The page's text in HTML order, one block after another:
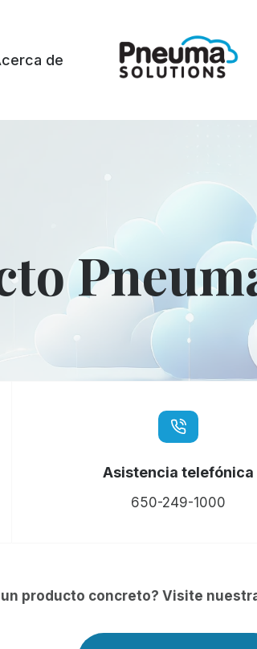
de
Asistencia telefónica
650-249-1000
producto concreto? Visite